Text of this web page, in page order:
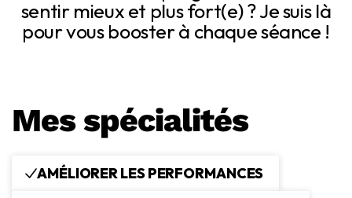
sentir mieux et plus fort(e) ? Je suis là
pour vous booster à chaque séance !
Mes spécialités
AMÉLIORER LES PERFORMANCES